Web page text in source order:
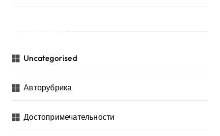
Uncategorised
Авторубрика
Достопримечательности